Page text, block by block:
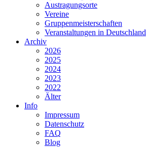
Austragungsorte
Vereine
Gruppenmeisterschaften
Veranstaltungen in Deutschland
Archiv
2026
2025
2024
2023
2022
Älter
Info
Impressum
Datenschutz
FAQ
Blog